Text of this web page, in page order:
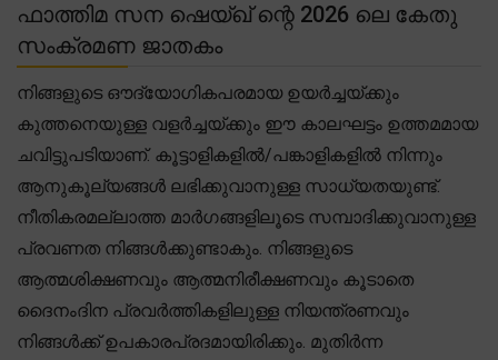
ഫാത്തിമ സന ഷെയ്ഖ് ന്റെ 2026 ലെ കേതു
സംക്രമണ ജാതകം
നിങ്ങളുടെ ഔദ്യോഗികപരമായ ഉയർച്ചയ്ക്കും
കുത്തനെയുള്ള വളർച്ചയ്ക്കും ഈ കാലഘട്ടം ഉത്തമമായ
ചവിട്ടുപടിയാണ്. കൂട്ടാളികളിൽ/പങ്കാളികളിൽ നിന്നും
ആനുകൂല്യങ്ങൾ ലഭിക്കുവാനുള്ള സാധ്യതയുണ്ട്.
നീതികരമല്ലാത്ത മാർഗങ്ങളിലൂടെ സമ്പാദിക്കുവാനുള്ള
പ്രവണത നിങ്ങൾക്കുണ്ടാകും. നിങ്ങളുടെ
ആത്മശിക്ഷണവും ആത്മനിരീക്ഷണവും കൂടാതെ
ദൈനംദിന പ്രവർത്തികളിലുള്ള നിയന്ത്രണവും
നിങ്ങൾക്ക് ഉപകാരപ്രദമായിരിക്കും. മുതിർന്ന